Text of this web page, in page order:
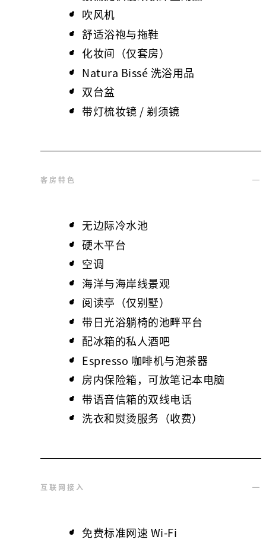
吹风机
舒适浴袍与拖鞋
化妆间（仅套房）
Natura Bissé 洗浴用品
双台盆
带灯梳妆镜 / 剃须镜
客房特色
无边际冷水池
硬木平台
空调
海洋与海岸线景观
阅读亭（仅别墅）
带日光浴躺椅的池畔平台
配冰箱的私人酒吧
Espresso 咖啡机与泡茶器
房内保险箱，可放笔记本电脑
带语音信箱的双线电话
洗衣和熨烫服务（收费）
互联网接入
免费标准网速 Wi-Fi